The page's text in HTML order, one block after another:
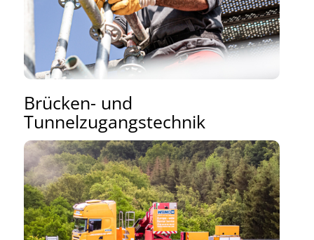
Brücken- und
Tunnelzugangstechnik